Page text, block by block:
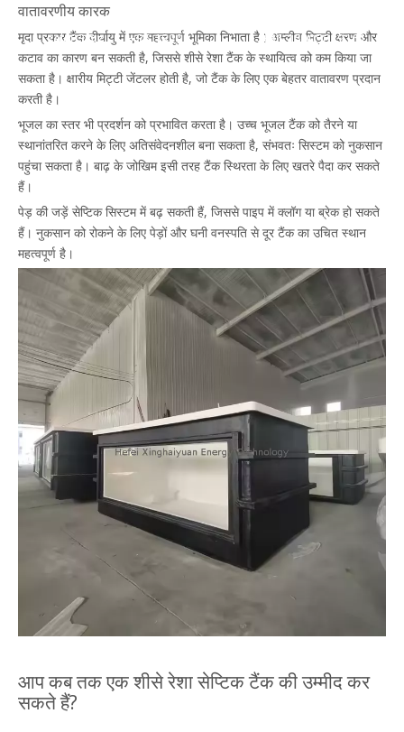
वातावरणीय कारक
मृदा प्रकार टैंक दीर्घायु में एक महत्वपूर्ण भूमिका निभाता है। अम्लीय मिट्टी क्षरण और
कटाव का कारण बन सकती है, जिससे शीसे रेशा टैंक के स्थायित्व को कम किया जा
सकता है। क्षारीय मिट्टी जेंटलर होती है, जो टैंक के लिए एक बेहतर वातावरण प्रदान
करती है।
भूजल का स्तर भी प्रदर्शन को प्रभावित करता है। उच्च भूजल टैंक को तैरने या
स्थानांतरित करने के लिए अतिसंवेदनशील बना सकता है, संभवतः सिस्टम को नुकसान
पहुंचा सकता है। बाढ़ के जोखिम इसी तरह टैंक स्थिरता के लिए खतरे पैदा कर सकते
हैं।
पेड़ की जड़ें सेप्टिक सिस्टम में बढ़ सकती हैं, जिससे पाइप में क्लॉग या ब्रेक हो सकते
हैं। नुकसान को रोकने के लिए पेड़ों और घनी वनस्पति से दूर टैंक का उचित स्थान
महत्वपूर्ण है।
आप कब तक एक शीसे रेशा सेप्टिक टैंक की उम्मीद कर
सकते हैं?
sale03@zhyfrp.com.cn+86 18297984288 +86 15005619161